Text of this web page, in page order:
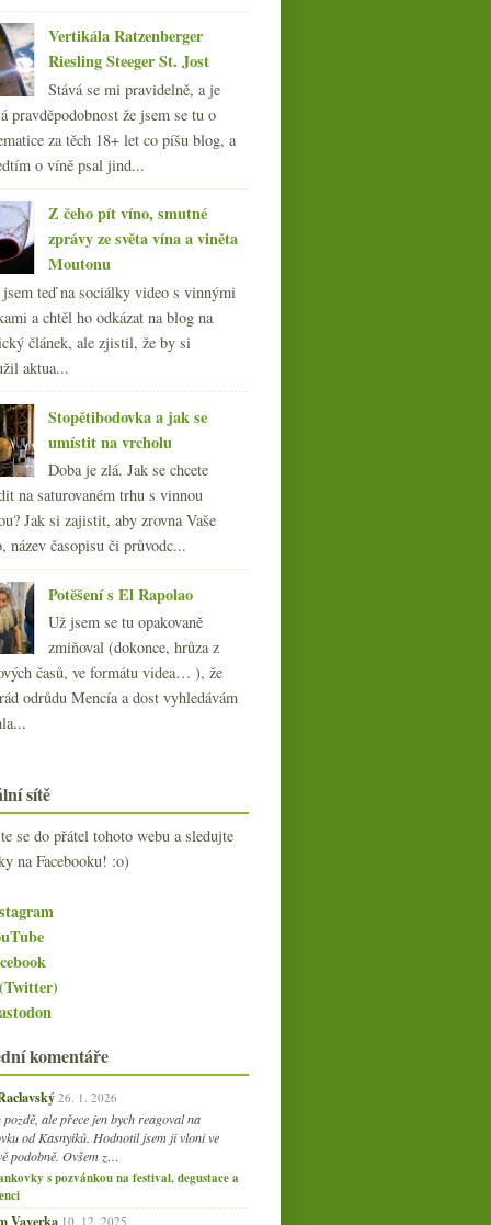
Vertikála Ratzenberger
Riesling Steeger St. Jost
Stává se mi pravidelně, a je
pravděpodobnost že jsem se tu o
za těch 18+ let co píšu blog, a
o víně psal jind...
Z čeho pít víno, smutné
zprávy ze světa vína a viněta
Moutonu
teď na sociálky video s vinnými
a chtěl ho odkázat na blog na
článek, ale zjistil, že by si
aktua...
Stopětibodovka a jak se
umístit na vrcholu
Doba je zlá. Jak se chcete
na saturovaném trhu s vinnou
Jak si zajistit, aby zrovna Vaše
název časopisu či průvodc...
Potěšení s El Rapolao
Už jsem se tu opakovaně
zmiňoval (dokonce, hrůza z
časů, ve formátu videa… ), že
odrůdu Mencía a dost vyhledávám
sítě
se do přátel tohoto webu a sledujte
na Facebooku! :o)
komentáře
26. 1. 2026
ale přece jen bych reagoval na
od Kasnyiků. Hodnotil jsem ji vloni ve
podobně. Ovšem z…
s pozvánkou na festival, degustace a
Vaverka 10. 12. 2025